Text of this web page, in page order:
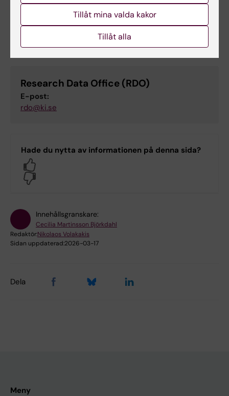
Riktlinjer för forskning vid KI
Riktlinjer för prövning av misstänkta avvikelser från
Research Data Office (RDO)
E-post:
rdo@ki.se
Hade du nytta av informationen på denna sida?
Innehållsgranskare:
Cecilia Martinsson Björkdahl
Redaktör:Nikolaos Volakakis
Sidan uppdaterad:2026-03-17
Dela
Meny
Tillåt mina valda kakor
Tillåt alla